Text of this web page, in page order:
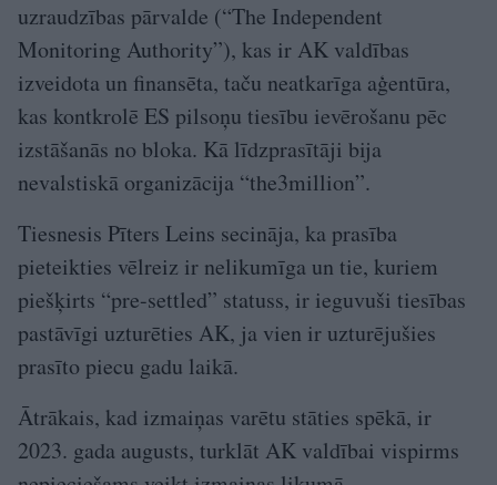
uzraudzības pārvalde (“The Independent
Monitoring Authority”), kas ir AK valdības
izveidota un finansēta, taču neatkarīga aģentūra,
kas kontkrolē ES pilsoņu tiesību ievērošanu pēc
izstāšanās no bloka. Kā līdzprasītāji bija
nevalstiskā organizācija “the3million”.
Tiesnesis Pīters Leins secināja, ka prasība
pieteikties vēlreiz ir nelikumīga un tie, kuriem
piešķirts “pre-settled” statuss, ir ieguvuši tiesības
pastāvīgi uzturēties AK, ja vien ir uzturējušies
prasīto piecu gadu laikā.
Ātrākais, kad izmaiņas varētu stāties spēkā, ir
2023. gada augusts, turklāt AK valdībai vispirms